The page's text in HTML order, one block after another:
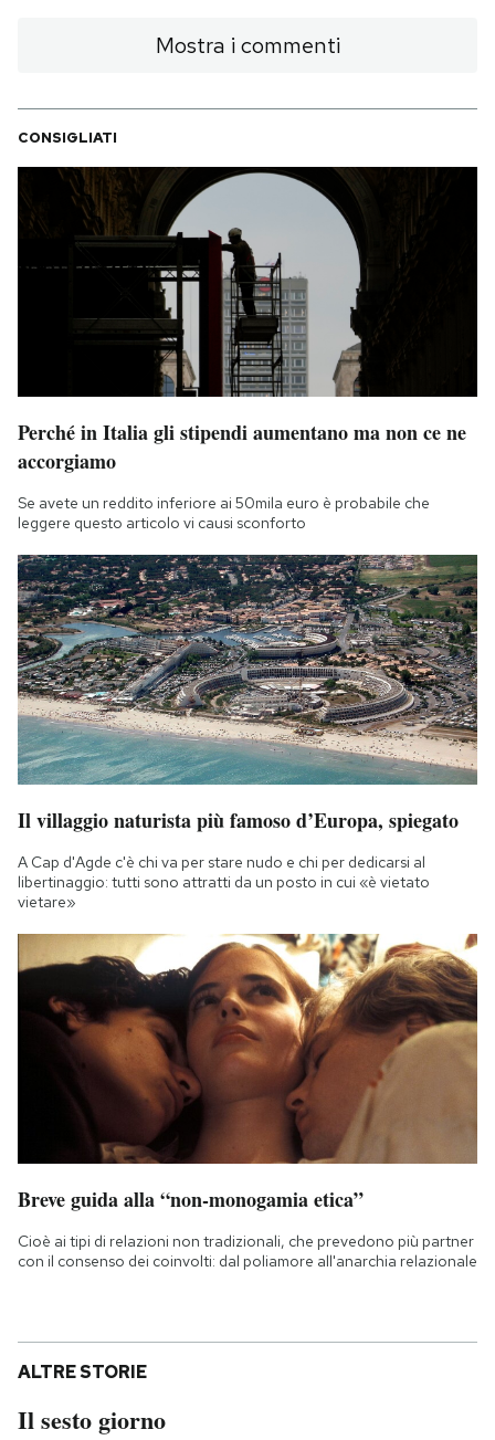
Mostra i commenti
CONSIGLIATI
Perché in Italia gli stipendi aumentano ma non ce ne
accorgiamo
Se avete un reddito inferiore ai 50mila euro è probabile che
leggere questo articolo vi causi sconforto
Il villaggio naturista più famoso d’Europa, spiegato
A Cap d'Agde c'è chi va per stare nudo e chi per dedicarsi al
libertinaggio: tutti sono attratti da un posto in cui «è vietato
vietare»
Breve guida alla “non-monogamia etica”
Cioè ai tipi di relazioni non tradizionali, che prevedono più partner
con il consenso dei coinvolti: dal poliamore all'anarchia relazionale
ALTRE STORIE
Il sesto giorno